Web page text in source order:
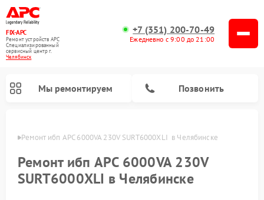
FIX-APC
Ремонт устройств APC
Специализированный
cервисный центр г.
Челябинск
+7 (351) 200-70-49
Ежедневно с 9:00 до 21:00
Мы ремонтируем Позвонить
Ремонт ибп APC 6000VA 230V SURT6000XLI  в Челябинске
Ремонт ибп APC 6000VA 230V
SURT6000XLI в Челябинске